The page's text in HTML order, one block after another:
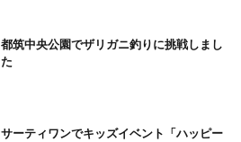
都筑中央公園でザリガニ釣りに挑戦しまし
た
サーティワンでキッズイベント「ハッピー